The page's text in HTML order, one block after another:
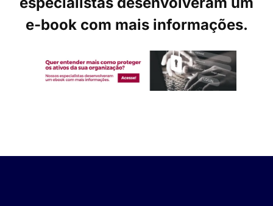
e-book com mais informações.